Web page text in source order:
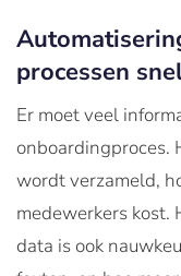
processen
Er moet veel
onboardingproces.
wordt verzameld,
medewerkers kost.
data is ook